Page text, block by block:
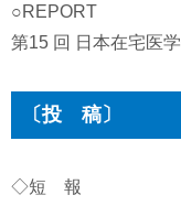
○REPORT
第15 回 日本在宅医
〔投 稿〕
◇短 報